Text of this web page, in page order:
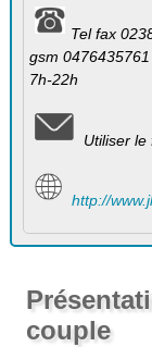
Tel fax
gsm 0476435761
7h-22h
Utiliser
http://
couple